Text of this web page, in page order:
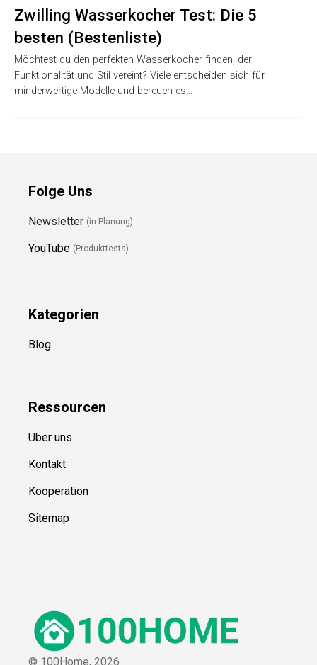
Zwilling Wasserkocher Test: Die 5
besten (Bestenliste)
Möchtest du den perfekten Wasserkocher finden, der
Funktionalität und Stil vereint? Viele entscheiden sich für
minderwertige Modelle und bereuen es…
Folge Uns
Newsletter (in Planung)
YouTube (Produkttests)
Kategorien
Blog
Ressourcen
Über uns
Kontakt
Kooperation
Sitemap
© 100Home, 2026